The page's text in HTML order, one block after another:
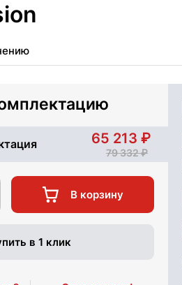
65 213
79 332
В корзину
в 1 клик